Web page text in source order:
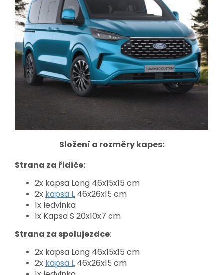
Složení a rozměry kapes:
Strana za řidiče:
2x kapsa Long 46x15x15 cm
2x kapsa L 46x26x15 cm
1x ledvinka
1x Kapsa S 20x10x7 cm
Strana za spolujezdce:
2x kapsa Long 46x15x15 cm
2x kapsa L 46x26x15 cm